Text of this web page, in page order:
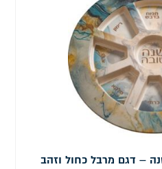
– דגם מרבל כחול וזהב